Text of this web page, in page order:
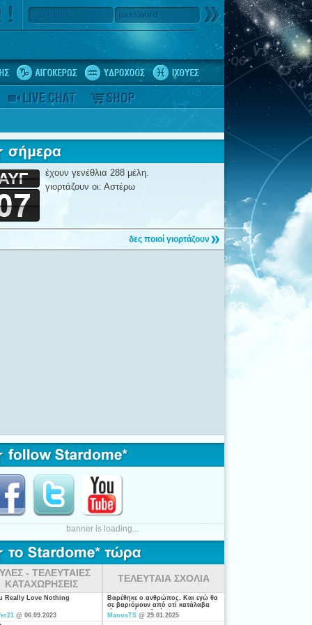
username password
έχουν γενέθλια 288 μέλη.
γιορτάζουν οι: Αστέρω
δες ποιοί γιορτάζουν
banner is loading...
- ΤΕΛΕΥΤΑΙΕΣ
ΚΑΤΑΧΩΡΗΣΕΙΣ
Really Love Nothing
@ 06.09.2023
ΤΕΛΕΥΤΑΙΑ ΣΧΟΛΙΑ
Βαρέθηκε ο ανθρώπος. Και εγώ θα
σε βαριόμουν από οτί κατάλαβα
είσαι από τις ξενέρωτες που
ψάχνουν απλά για "σύζυγο". Η
ManosTS @ 29.01.2025